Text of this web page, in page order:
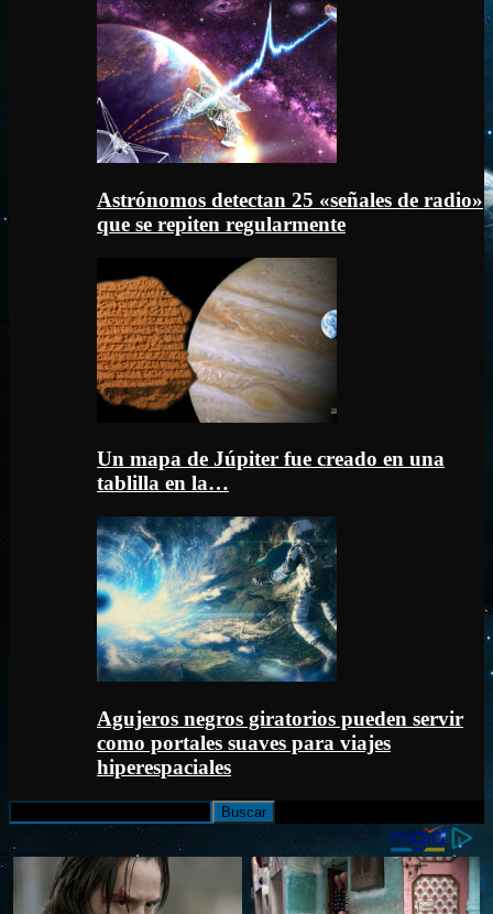
Astrónomos detectan 25 «señales de radio»
que se repiten regularmente
Un mapa de Júpiter fue creado en una
tablilla en la…
Agujeros negros giratorios pueden servir
como portales suaves para viajes
hiperespaciales